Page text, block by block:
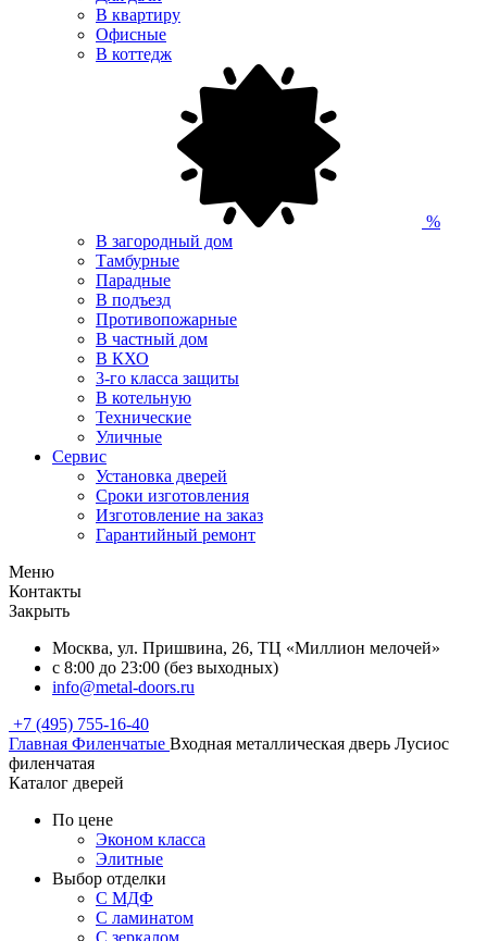
В квартиру
Офисные
В коттедж
%
В загородный дом
Тамбурные
Парадные
В подъезд
Противопожарные
В частный дом
В КХО
3-го класса защиты
В котельную
Технические
Уличные
Сервис
Установка дверей
Сроки изготовления
Изготовление на заказ
Гарантийный ремонт
Меню
Контакты
Закрыть
Москва, ул. Пришвина, 26, ТЦ «Миллион мелочей»
с 8:00 до 23:00 (без выходных)
info@metal-doors.ru
+7 (495) 755-16-40
Главная Филенчатые Входная металлическая дверь Лусиос
филенчатая
Каталог дверей
По цене
Эконом класса
Элитные
Выбор отделки
С МДФ
С ламинатом
С зеркалом